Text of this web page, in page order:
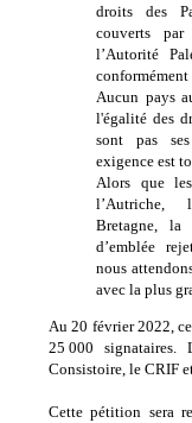
droits des
couverts
l’Autorité
Aucun pays
l'égalité des
sont pas
exigence est
Alors que
l’Autriche,
Bretagne, la
d’emblée
nous
avec la plus
Au 20 février 2022,
25 000 signataires.
Consistoire, le CRIF
Cette pétition sera